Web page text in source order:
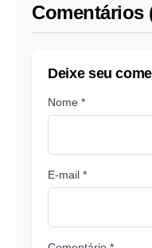
Comentários
Deixe seu
Nome *
E-mail *